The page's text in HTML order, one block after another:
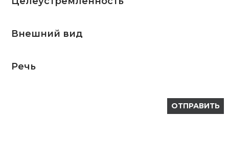
Внешний вид
Речь